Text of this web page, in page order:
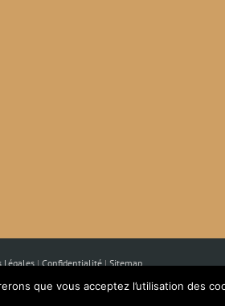
Légales| Confidentialité| Sitemap
que vous acceptez l’utilisation des